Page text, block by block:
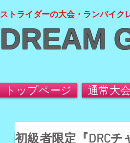
ストライダーの大会・ランバイク
DREAM
トップページ 通常大
初級者限定『DRC